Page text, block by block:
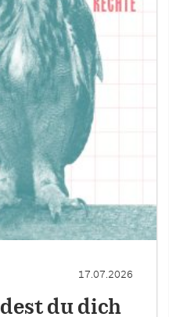
17.07.2026
du dich